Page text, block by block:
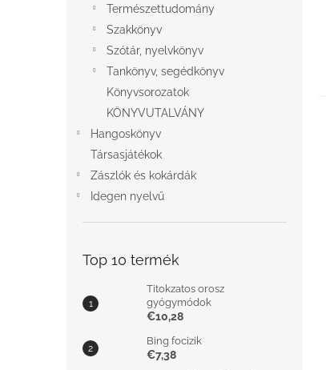
Természettudomány
Szakkönyv
Szótár, nyelvkönyv
Tankönyv, segédkönyv
Könyvsorozatok
KÖNYVUTALVÁNY
Hangoskönyv
Társasjátékok
Zászlók és kokárdák
Idegen nyelvű
Top 10 termék
Titokzatos orosz
gyógymódok
€10,28
Bing focizik
€7,38